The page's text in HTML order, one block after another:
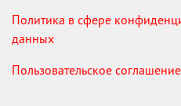
Политика в сфере
данных
Пользовательское соглашение